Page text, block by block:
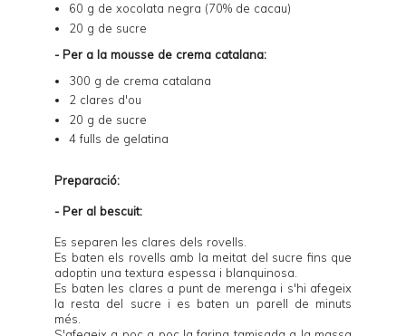
60 g de xocolata negra (70% de cacau)
20 g de sucre
- Per a la mousse de crema catalana:
300 g de crema catalana
2 clares d'ou
20 g de sucre
4 fulls de gelatina
Preparació:
- Per al bescuit:
Es separen les clares dels rovells.
Es baten els rovells amb la meitat del sucre fins que
adoptin una textura espessa i blanquinosa.
Es baten les clares a punt de merenga i s'hi afegeix
la resta del sucre i es baten un parell de minuts
més.